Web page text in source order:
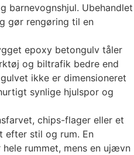
barnevognshjul. Ubehandlet
gør rengøring til en
epoxy betongulv tåler
og biltrafik bedre end
ikke er dimensioneret
synlige hjulspor og
chips-flager eller et
efter stil og rum. En
rummet, mens en ujævn